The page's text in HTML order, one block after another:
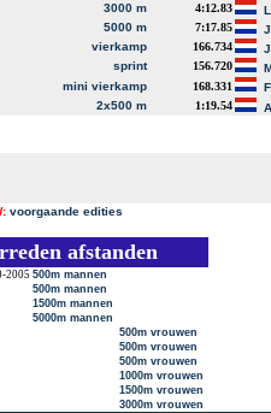
3000 m
4:12.83
5000 m
7:17.85
vierkamp
166.734
sprint
156.720
mini vierkamp
168.331
2x500 m
1:19.54
voorgaande edities
afstanden
2005 500m mannen
500m mannen
1500m mannen
5000m mannen
500m vrouwen
500m vrouwen
500m vrouwen
1000m vrouwen
1500m vrouwen
3000m vrouwen